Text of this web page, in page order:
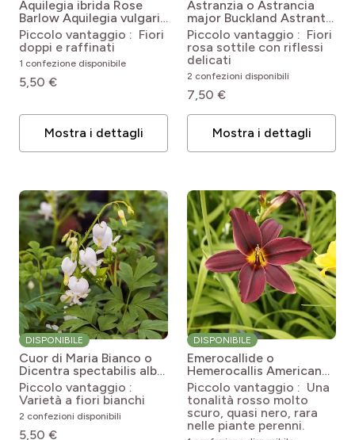
Aquilegia ibrida Rose
Barlow Aquilegia vulgaris
var. stellata Rose Barlow
Piccolo vantaggio : Fiori
doppi e raffinati
1 confezione disponibile
5,50 €
Mostra i dettagli
Astranzia o Astrancia
major Buckland Astrantia
major Buckland
Piccolo vantaggio : Fiori
rosa sottile con riflessi
delicati
2 confezioni disponibili
7,50 €
Mostra i dettagli
DISPONIBILE
Cuor di Maria Bianco o
Dicentra spectabilis alba
Dicentra spectabilis Alba
Piccolo vantaggio :
Varietà a fiori bianchi
2 confezioni disponibili
5,50 €
DISPONIBILE
Emerocallide o
Hemerocallis American
Revolution Hemerocallis
American Revolution
Piccolo vantaggio : Una
tonalità rosso molto
scuro, quasi nero, rara
nelle piante perenni.